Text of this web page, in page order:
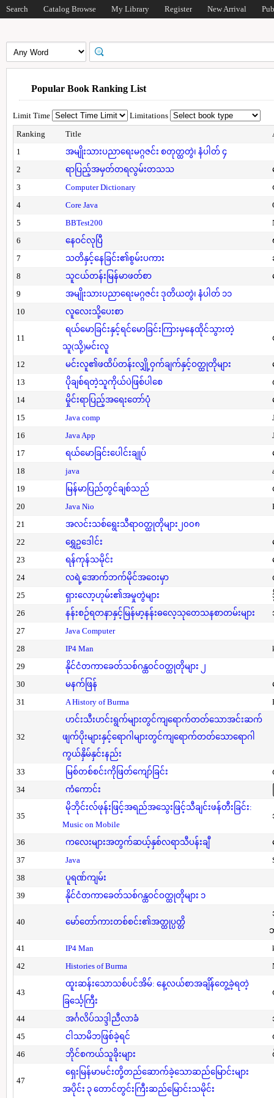
Search Catalog Browse My Library Register New Arrival
Popular Book Ranking List
Limit Time
Limitations
Ranking
Title
1
အမျိုးသားပညာရေးမဂ္ဂဇင်း စတုတ္ထတွဲ၊ နံပါတ် ၄
2
ရာပြည့်အမှတ်တရလွမ်းတသသ
3
Computer Dictionary
4
Core Java
5
BBTest200
6
နေဝင်လုပြီ
7
သတိနှင့်နေခြင်း၏စွမ်းပကား
8
သူငယ်တန်းမြန်မာဖတ်စာ
9
အမျိုးသားပညာရေးမဂ္ဂဇင်း ဒုတိယတွဲ၊ နံပါတ် ၁၁
10
လူလေးသို့ပေးစာ
11
ရယ်မောခြင်းနှင့်ရင်မောခြင်းကြားမှနေထိုင်သွားတဲ့
သူ(သို့)မင်းလူ
12 မင်းလူ၏ဖထိပ်တန်းလျှို့ဝှက်ချက်နှင့်ဝတ္ထုတိုများ
13
ပိုချစ်ရတဲ့သူကိုယ်ပဲဖြစ်ပါစေ
14
မှိုင်းရာပြည့်အရေးတော်ပုံ
15
Java comp
16
Java App
17
ရယ်မောခြင်းပေါင်းချုပ်
18
java
19
မြန်မာပြည်တွင်ချစ်သည်
20
Java Nio
21
အလင်းသစ်ရွေးသီရာဝတ္ထုတိုများ၂၀၀၈
22
ရွှေဥဒေါင်း
23
ရန်ကုန်သမိုင်း
24
လရဲ့အောက်ဘက်မိုင်အဝေးမှာ
25
ရှားလော့ဟုမ်း၏အမှုတွဲများ
26
နန်းစဉ်ရတနာနှင့်မြန်မာ့နန်းဓလေ့သုတေသနစာတမ်းများ
27
Java Computer
28
IP4 Man
29
နိုင်ငံတကာခေတ်သစ်ဂန္ထဝင်ဝတ္ထုတိုများ ၂
30
မနက်ဖြန်
31
A History of Burma
32
ဟင်းသီးဟင်းရွက်များတွင်ကျရောက်တတ်သောအင်းဆက်
ဖျက်ပိုးများနှင့်ရောဂါများတွင်ကျရောက်တတ်သောရောဂါ
ကွယ်နှိမ်နှင်းနည်း
33
မြစ်တစ်စင်းကိုဖြတ်ကျော်ခြင်း
34
ကံကောင်း
35
မိုဘိုင်းလ်ဖုန်းဖြင့်အရည်အသွေးဖြင့်သီချင်းဖန်တီးခြင်း:
Music on Mobile
36 ကလေးများအတွက်ဆယ့်နှစ်လရာသီပန်းချီ
37
Java
38
ပူရဏ်ကျမ်း
39
နိုင်ငံတကာခေတ်သစ်ဂန္ထဝင်ဝတ္ထုတိုများ ၁
40 မော်တော်ကားတစ်စင်း၏အတ္ထုပ္ပတ္တိ
41
IP4 Man
42
Histories of Burma
43
ထူးဆန်းသောသစ်ပင်အိမ်: နေ့လယ်စာအချိန်တွေ့ခဲ့ရတဲ့
ခြင်္သေ့ကြီး
44 အင်္ဂလိပ်သဒ္ဒါညီလာခံ
45
ငါသာမိဘဖြစ်ခဲ့ရင်
46
ဘိုင်စကယ်သူခိုးများ
47
ရှေးမြန်မာမင်းတို့တည်ဆောက်ခဲ့သောဆည်မြောင်းများ
အပိုင်း ၃ တောင်တွင်းကြီးဆည်မြောင်းသမိုင်း